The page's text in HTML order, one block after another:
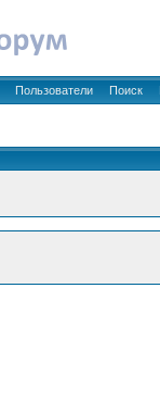
Пользователи Поиск